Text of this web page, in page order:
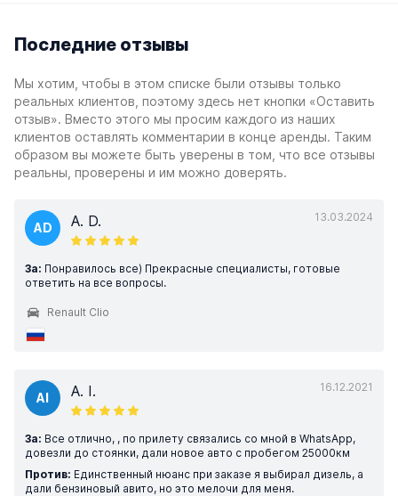
Последние отзывы
Мы хотим, чтобы в этом списке были отзывы только
реальных клиентов, поэтому здесь нет кнопки «Оставить
отзыв». Вместо этого мы просим каждого из наших
клиентов оставлять комментарии в конце аренды. Таким
образом вы можете быть уверены в том, что все отзывы
реальны, проверены и им можно доверять.
13.03.2024
AD A. D.
За: Понравилось все) Прекрасные специалисты, готовые
ответить на все вопросы.
Renault Clio
16.12.2021
AI A. I.
За: Все отлично, , по прилету связались со мной в WhatsApp,
довезли до стоянки, дали новое авто с пробегом 25000км
Против: Единственный нюанс при заказе я выбирал дизель, а
дали бензиновый авито, но это мелочи для меня.